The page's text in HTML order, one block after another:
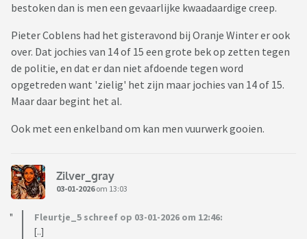
bestoken dan is men een gevaarlijke kwaadaardige creep.
Pieter Coblens had het gisteravond bij Oranje Winter er ook
over. Dat jochies van 14 of 15 een grote bek op zetten tegen
de politie, en dat er dan niet afdoende tegen word
opgetreden want 'zielig' het zijn maar jochies van 14 of 15.
Maar daar begint het al.
Ook met een enkelband om kan men vuurwerk gooien.
Zilver_gray
03-01-2026om 13:03
Fleurtje_5 schreef op 03-01-2026 om 12:46:
[..]